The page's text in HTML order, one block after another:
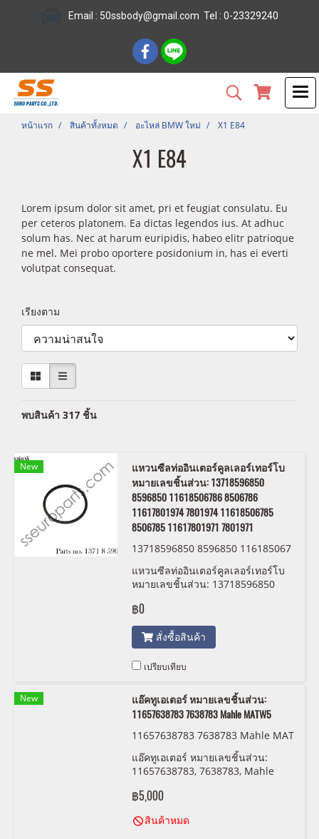
Email : 50ssbody@gmail.com Tel : 0-23329240
หน้าแรก สินค้าทั้งหมด อะไหล่ BMW ใหม่ X1 E84
X1 E84
Lorem ipsum dolor sit amet, pri et feugiat consulatu. Eu
per ceteros platonem. Ea dictas legendos ius. At adhuc
solum has. Nec at harum euripidis, habeo elitr patrioque
ne mel. Mei probo oportere posidonium in, has ei everti
volutpat consequat.
เรียงตาม
พบสินค้า 317 ชิ้น
New
แหวนซีลท่ออินเตอร์คูลเลอร์เทอร์โบ
หมายเลขชิ้นส่วน: 13718596850
8596850 11618506786 8506786
11617801974 7801974 11618506785
8506785 11617801971 7801971
13718596850 8596850 116185067
11618506785 8506785 116178019
71 7801971 BMW/MINI
แหวนซีลท่ออินเตอร์คูลเลอร์เทอร์โบ
หมายเลขชิ้นส่วน: 13718596850
11617801974 7801974
11618506785 8506785
11617801971 7801971
฿0
สั่งซื้อสินค้า
เปรียบเทียบ
New
แอ๊คทูเอเตอร์ หมายเลขชิ้นส่วน:
11657638783 7638783 Mahle MATW5
11657638783 7638783 Mahle MAT
แอ๊คทูเอเตอร์ หมายเลขชิ้นส่วน:
11657638783, 7638783, Mahle
฿5,000
สินค้าหมด